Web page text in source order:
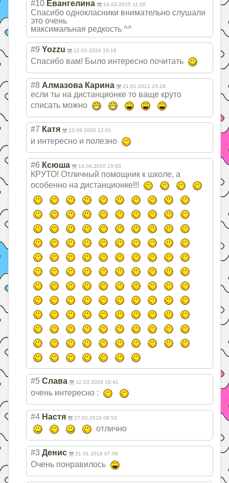
#10 Евангелина 16.03.2025 11:26
Спасибо однокласники внимательно слушали
это очень
максимальная редкость ^^
#9 Yozzu 12.02.2024 15:18
Спасибо вам! Было интересно почитать
#8 Алмазова Карина 21.01.2021 15:28
если ты на дистанционке то ваще круто
списать можно
#7 Катя 23.09.2020 12:01
и интересно и полезно
#6 Ксюша 14.04.2020 15:03
КРУТО! Отличный помощник к школе, а
особенно на дистанционке!!!
#5 Слава 12.03.2020 16:41
очень интересно :
#4 Настя 27.02.2019 08:53
отлично
#3 Денис 31.01.2018 07:59
Очень понравилось